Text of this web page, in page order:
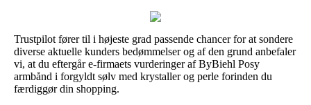
Trustpilot fører til i højeste grad passende chancer for at sondere
diverse aktuelle kunders bedømmelser og af den grund anbefaler
vi, at du eftergår e-firmaets vurderinger af ByBiehl Posy
armbånd i forgyldt sølv med krystaller og perle forinden du
færdiggør din shopping.